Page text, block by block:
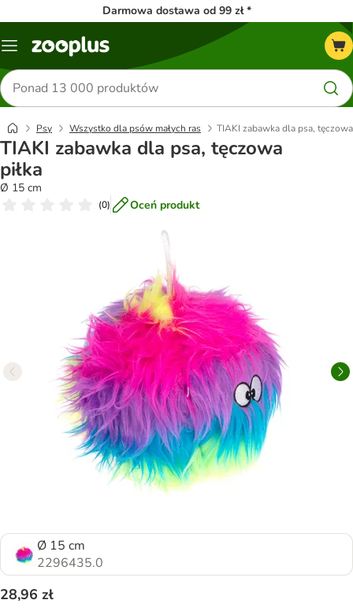
Darmowa dostawa od 99 zł *
Menu
Szukaj
produktów
Psy Wszystko dla psów małych ras TIAKI zabawka dla psa,
TIAKI zabawka dla psa, tęczowa
piłka
Ø 15 cm
(0) Oceń produkt
Ø 15 cm
2296435.0
28,96 zł